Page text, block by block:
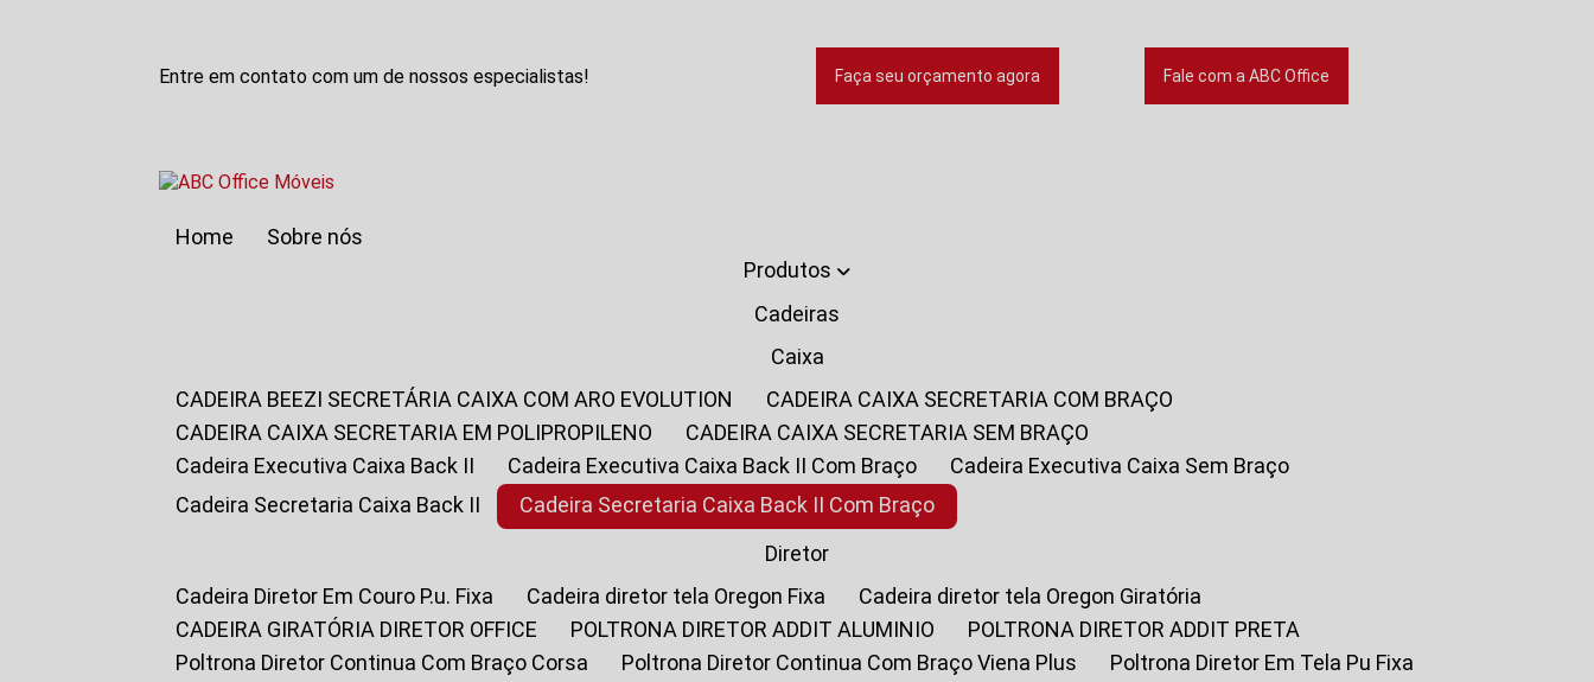
Entre em contato com um de nossos especialistas! Faça seu orçamento agora Fale com a ABC Office
Home
Sobre nós
Produtos
Cadeiras
Caixa
CADEIRA BEEZI SECRETÁRIA CAIXA COM ARO EVOLUTION
CADEIRA CAIXA SECRETARIA COM BRAÇO
CADEIRA CAIXA SECRETARIA EM POLIPROPILENO
CADEIRA CAIXA SECRETARIA SEM BRAÇO
Cadeira Executiva Caixa Back II
Cadeira Executiva Caixa Back II Com Braço
Cadeira Executiva Caixa Sem Braço
Cadeira Secretaria Caixa Back II
Cadeira Secretaria Caixa Back II Com Braço
Diretor
Cadeira Diretor Em Couro P.u. Fixa
Cadeira diretor tela Oregon Fixa
Cadeira diretor tela Oregon Giratória
CADEIRA GIRATÓRIA DIRETOR OFFICE
POLTRONA DIRETOR ADDIT ALUMINIO
POLTRONA DIRETOR ADDIT PRETA
Poltrona Diretor Continua Com Braço Corsa
Poltrona Diretor Continua Com Braço Viena Plus
Poltrona Diretor Em Tela Pu Fixa